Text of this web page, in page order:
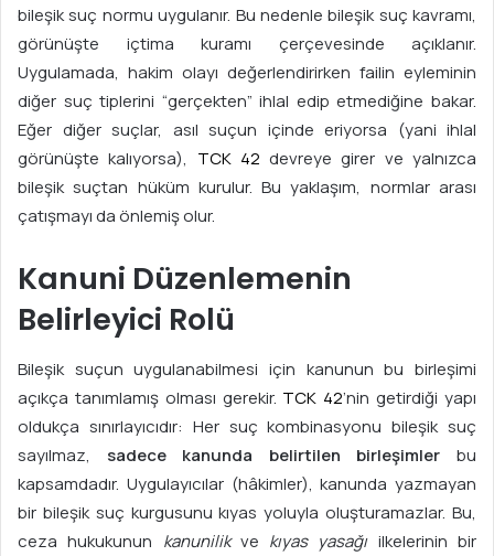
bileşik suç normu uygulanır. Bu nedenle bileşik suç kavramı,
görünüşte içtima kuramı çerçevesinde açıklanır.
Uygulamada, hakim olayı değerlendirirken failin eyleminin
diğer suç tiplerini “gerçekten” ihlal edip etmediğine bakar.
Eğer diğer suçlar, asıl suçun içinde eriyorsa (yani ihlal
görünüşte kalıyorsa), TCK 42 devreye girer ve yalnızca
bileşik suçtan hüküm kurulur. Bu yaklaşım, normlar arası
çatışmayı da önlemiş olur.
Kanuni Düzenlemenin
Belirleyici Rolü
Bileşik suçun uygulanabilmesi için kanunun bu birleşimi
açıkça tanımlamış olması gerekir. TCK 42’nin getirdiği yapı
oldukça sınırlayıcıdır: Her suç kombinasyonu bileşik suç
sayılmaz, sadece kanunda belirtilen birleşimler bu
kapsamdadır. Uygulayıcılar (hâkimler), kanunda yazmayan
bir bileşik suç kurgusunu kıyas yoluyla oluşturamazlar. Bu,
ceza hukukunun kanunilikve kıyas yasağıilkelerinin bir